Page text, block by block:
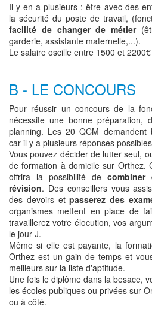
Il y en a plusieurs : être avec des
la sécurité du poste de travail,
facilité de changer de métier
garderie, assistante maternelle,...).
Le salaire oscille entre 1500 et
B - LE CONCOURS
Pour réussir un concours de la
nécessite une bonne
planning. Les 20 QCM demandent
car il y a plusieurs réponses
Vous pouvez décider de lutter seul,
de formation à domicile sur Orthez.
offrira la possibilité de
révision. Des conseillers vous
des devoirs etpasserez des
organismes mettent en place de
travaillerez votre élocution, vos
le jour J.
Même si elle est payante, la
Orthez est un gain de temps et
meilleurs sur la liste d'aptitude.
Une fois le diplôme dans la besace,
les écoles publiques ou privées sur
ou à côté.